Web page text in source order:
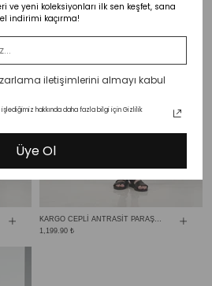
KARGO CEPLİ ANTRASİT PARAŞÜT ŞORT
1,199.90 ₺
ve yeni koleksiyonları ilk sen keşfet, sana
indirimi kaçırma!
iletişimlerini almayı kabul
hakkında daha fazla bilgi için Gizlilik
Üye Ol